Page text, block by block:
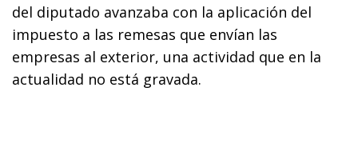
del diputado avanzaba con la aplicación del
impuesto a las remesas que envían las
empresas al exterior, una actividad que en la
actualidad no está gravada.